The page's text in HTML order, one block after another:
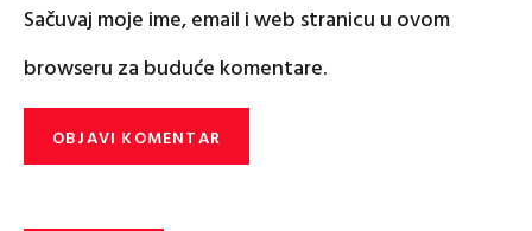
Sačuvaj moje ime, email i web stranicu u ovom
browseru za buduće komentare.